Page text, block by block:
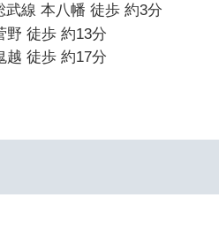
武線 本八幡 徒歩 約3分
野 徒歩 約13分
越 徒歩 約17分